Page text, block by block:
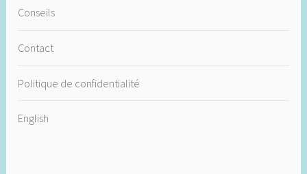
Conseils
Contact
Politique de confidentialité
English